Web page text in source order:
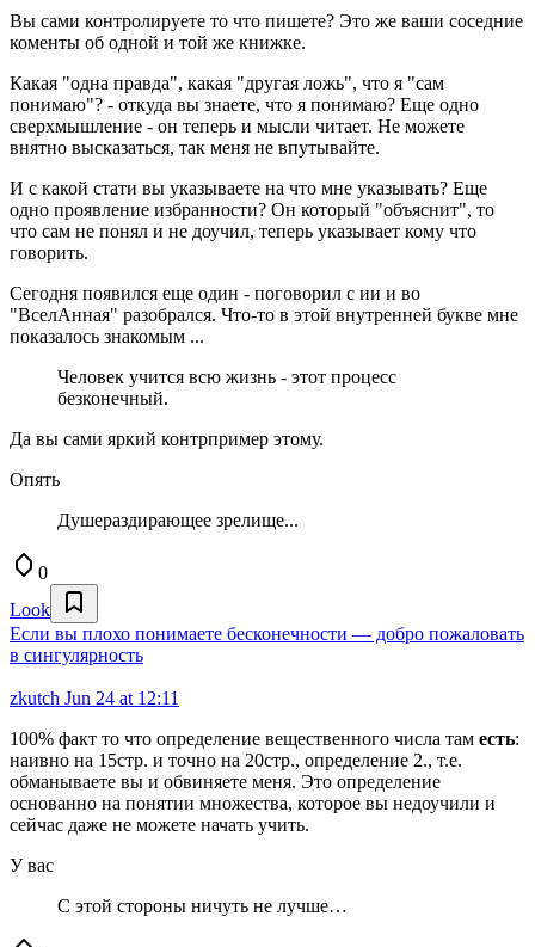
Вы сами контролируете то что пишете? Это же ваши соседние
коменты об одной и той же книжке.
Какая "одна правда", какая "другая ложь", что я "сам
понимаю"? - откуда вы знаете, что я понимаю? Еще одно
сверхмышление - он теперь и мысли читает. Не можете
внятно высказаться, так меня не впутывайте.
И с какой стати вы указываете на что мне указывать? Еще
одно проявление избранности? Он который "объяснит", то
что сам не понял и не доучил, теперь указывает кому что
говорить.
Сегодня появился еще один - поговорил с ии и во
"ВселАнная" разобрался. Что-то в этой внутренней букве мне
показалось знакомым ...
Человек учится всю жизнь - этот процесс
безконечный.
Да вы сами яркий контрпример этому.
Опять
Душераздирающее зрелище...
0
Look
Если вы плохо понимаете бесконечности — добро пожаловать
в сингулярность
zkutch Jun 24 at 12:11
100% факт то что определение вещественного числа там есть:
наивно на 15стр. и точно на 20стр., определение 2., т.е.
обманываете вы и обвиняете меня. Это определение
основанно на понятии множества, которое вы недоучили и
сейчас даже не можете начать учить.
У вас
С этой стороны ничуть не лучше…